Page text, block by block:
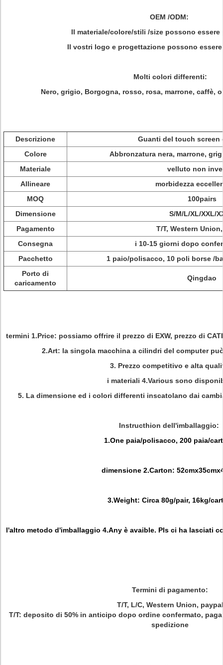
OEM /ODM:
Il materiale/colore/stili /size possono essere
Il vostri logo e progettazione possono
Molti colori differenti:
Nero, grigio, Borgogna, rosso, rosa, marrone, caffè,
Descrizione
Guanti del touch screen
Colore
Abbronzatura nera, marrone,
Materiale
velluto non
Allineare
morbidezza
MOQ
100pairs
Dimensione
S/M/L/XL/XXL/
Pagamento
T/T, Western
Consegna
i 10-15 giorni dopo
Pacchetto
1 paio/polisacco, 10 poli borse /
Porto di
caricamento
Qingdao
termini 1.Price: possiamo offrire il prezzo di EXW, prezzo di
2.Art: la singola macchina a cilindri del computer
3. Prezzo competitivo e alta
i materiali 4.Various sono
5. La dimensione ed i colori differenti inscatolano dai
Instructhion dell'imballaggio:
1.One paia/polisacco, 200 paia/
dimensione 2.Carton:
3.Weight: Circa 80g/pair, 16kg/
l'altro metodo d'imballaggio 4.Any è avaible. Pls ci ha lasciati
Termini di pagamento:
T/T, L/C, Western Union, paypal
T/T: deposito di 50% in anticipo dopo ordine confermato,
spedizione